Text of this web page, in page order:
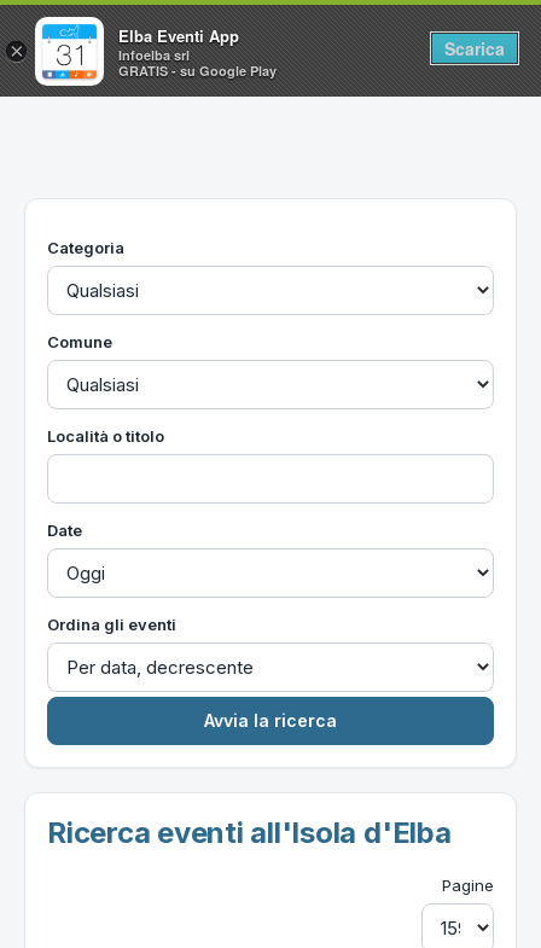
Home
Utilità
Categoria
Comune
Località o titolo
Date
Ordina gli eventi
Ricerca eventi all'Isola d'Elba
Pagine
×
Elba Eventi App
Infoelba srl
GRATIS - su Google Play
Scarica